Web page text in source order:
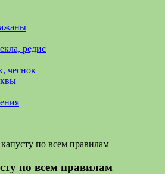
редис
чеснок
по всем правилам
по всем правилам